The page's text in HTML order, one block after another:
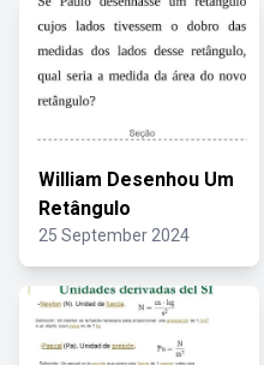
William Desenhou Um
Retângulo
25 September 2024